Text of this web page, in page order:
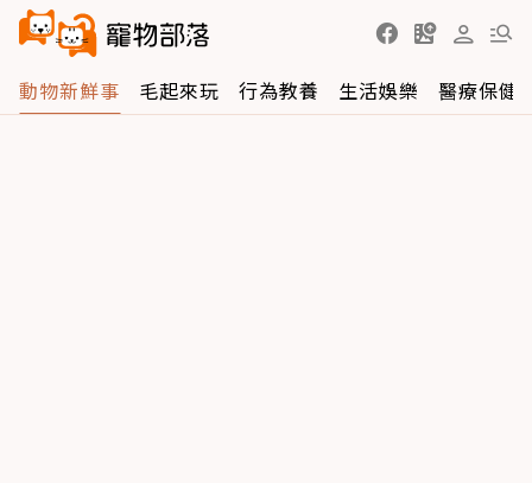
動物新鮮事 毛起來玩 行為教養 生活娛樂 醫療保健